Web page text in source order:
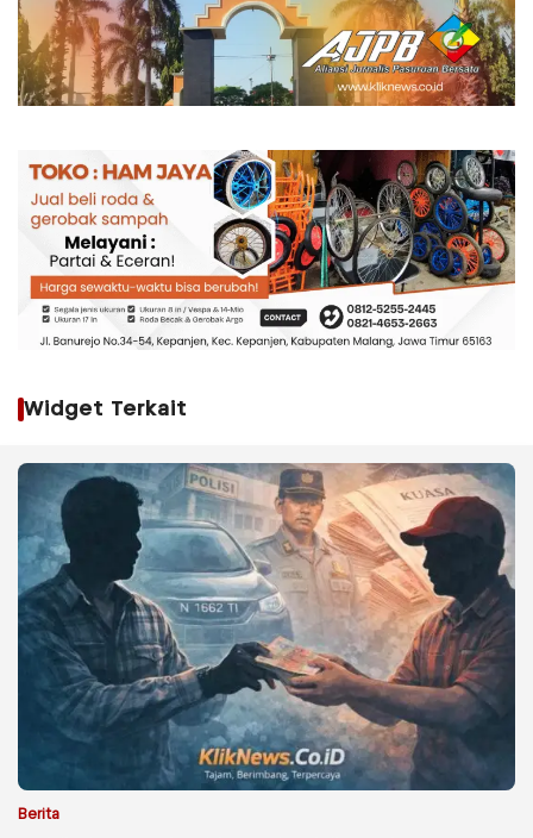
Widget Terkait
Berita